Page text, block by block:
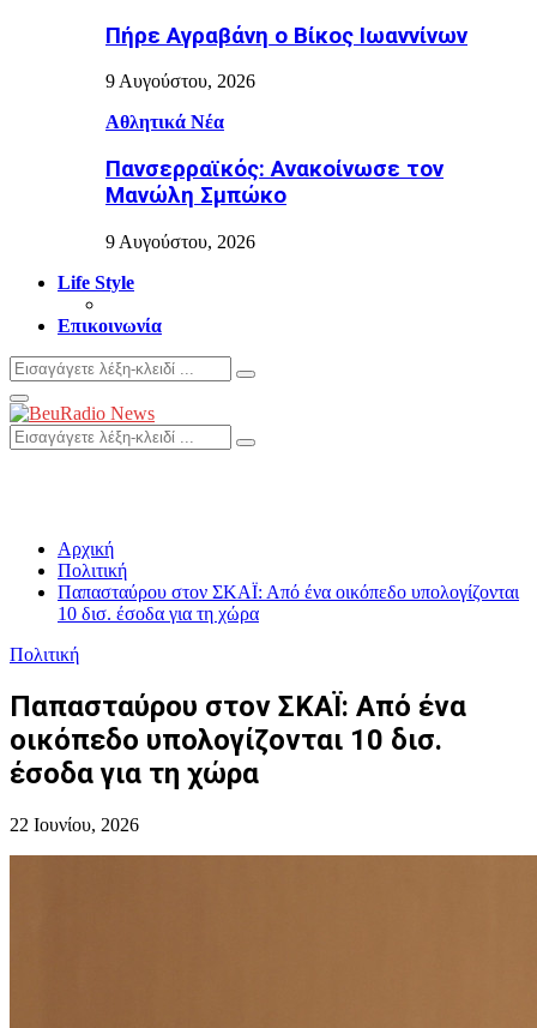
Πήρε Αγραβάνη ο Βίκος Ιωαννίνων
9 Αυγούστου, 2026
Αθλητικά Νέα
Πανσερραϊκός: Ανακοίνωσε τον
Μανώλη Σμπώκο
9 Αυγούστου, 2026
Life Style
Επικοινωνία
Search
for:
Search
Primary
Menu
Search
for:
Search
Αρχική
Πολιτική
Παπασταύρου στον ΣΚΑΪ: Από ένα οικόπεδο υπολογίζονται
10 δισ. έσοδα για τη χώρα
Πολιτική
Παπασταύρου στον ΣΚΑΪ: Από ένα
οικόπεδο υπολογίζονται 10 δισ.
έσοδα για τη χώρα
22 Ιουνίου, 2026